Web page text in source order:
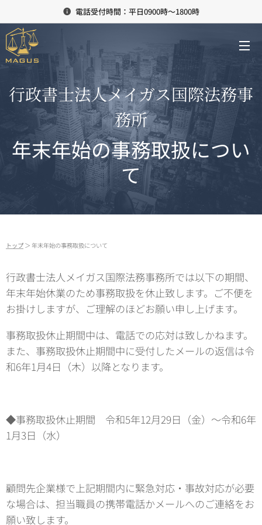
電話受付時間：平日0900時～1800時
行政書士法人メイガス国際法務事
務所
年末年始の事務取扱につい
て
トップ ＞ 年末年始の事務取扱について
行政書士法人メイガス国際法務事務所では以下の期間、
年末年始休業のため事務取扱を休止致します。ご不便を
お掛けしますが、ご理解のほどお願い申し上げます。
事務取扱休止期間中は、電話での応対は致しかねます。
また、事務取扱休止期間中に受付したメールの返信は令
和6年1月4日（木）以降となります。
◆事務取扱休止期間 令和5年12月29日（金）～令和6年
1月3日（水）
顧問先企業様で上記期間内に緊急対応・事故対応が必要
な場合は、担当職員の携帯電話かメールへのご連絡をお
願い致します。